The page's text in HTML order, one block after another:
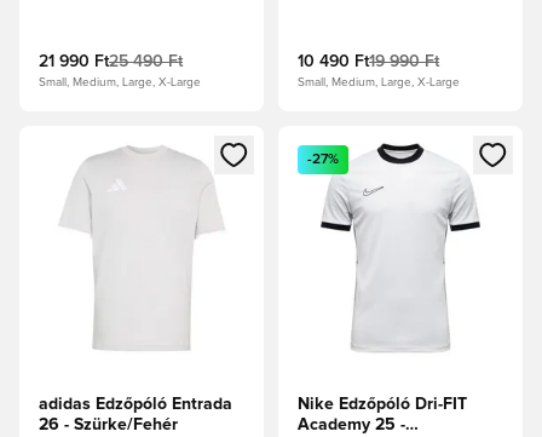
21 990 Ft25 490 Ft
Small, Medium, Large, X-Large
10 490 Ft19 990 Ft
Small, Medium, Large, X-Large
Megnyit egy modált a bejelentkezéshez vagy a tagként
adidas Edzőpóló Entrada
26 - Szürke/Fehér
Megnyit egy modált a
-27%
Nike Edzőpóló Dri-FIT
Academy 25 -